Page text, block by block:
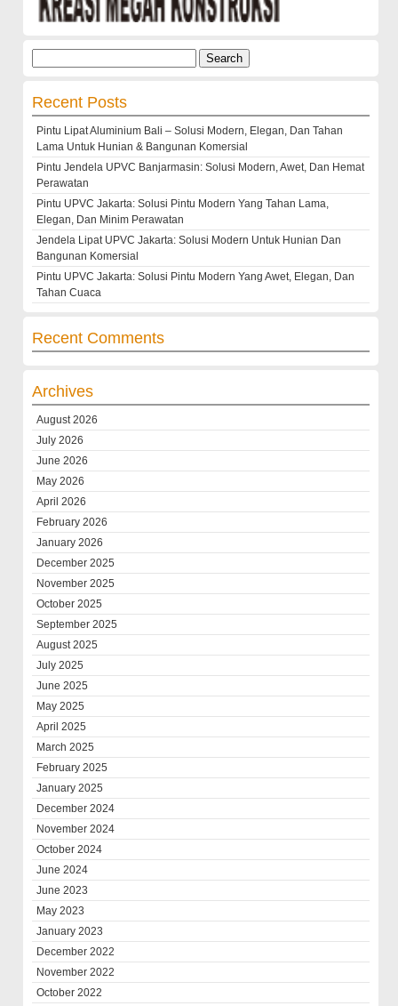
Recent Posts
Pintu Lipat Aluminium Bali – Solusi Modern, Elegan, Dan Tahan
Lama Untuk Hunian & Bangunan Komersial
Pintu Jendela UPVC Banjarmasin: Solusi Modern, Awet, Dan Hemat
Perawatan
Pintu UPVC Jakarta: Solusi Pintu Modern Yang Tahan Lama,
Elegan, Dan Minim Perawatan
Jendela Lipat UPVC Jakarta: Solusi Modern Untuk Hunian Dan
Bangunan Komersial
Pintu UPVC Jakarta: Solusi Pintu Modern Yang Awet, Elegan, Dan
Tahan Cuaca
Recent Comments
Archives
August 2026
July 2026
June 2026
May 2026
April 2026
February 2026
January 2026
December 2025
November 2025
October 2025
September 2025
August 2025
July 2025
June 2025
May 2025
April 2025
March 2025
February 2025
January 2025
December 2024
November 2024
October 2024
June 2024
June 2023
May 2023
January 2023
December 2022
November 2022
October 2022